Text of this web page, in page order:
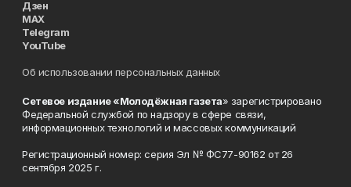
Дзен
MAX
Telegram
YouTube
Об использовании персональных данных
Сетевое издание «Молодёжная газета» зарегистрировано
Федеральной службой по надзору в сфере связи,
информационных технологий и массовых коммуникаций
Регистрационный номер: серия Эл № ФС77-90162 от 26
сентября 2025 г.